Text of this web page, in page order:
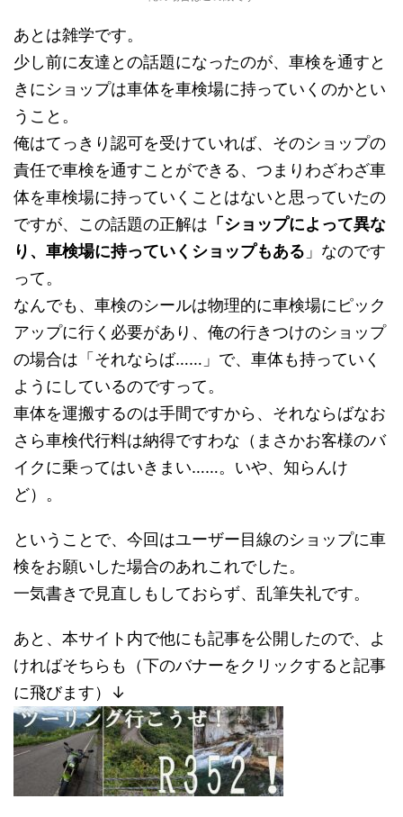
あとは雑学です。
少し前に友達との話題になったのが、車検を通すと
きにショップは車体を車検場に持っていくのかとい
うこと。
俺はてっきり認可を受けていれば、そのショップの
責任で車検を通すことができる、つまりわざわざ車
体を車検場に持っていくことはないと思っていたの
ですが、この話題の正解は 「ショップによって異な
り、車検場に持っていくショップもある 」なのです
って。
なんでも、車検のシールは物理的に車検場にピック
アップに行く必要があり、俺の行きつけのショップ
の場合は「それならば……」で、車体も持っていく
ようにしているのですって。
車体を運搬するのは手間ですから、それならばなお
さら車検代行料は納得ですわな（まさかお客様のバ
イクに乗ってはいきまい……。いや、知らんけ
ど）。
ということで、今回はユーザー目線のショップに車
検をお願いした場合のあれこれでした。
一気書きで見直しもしておらず、乱筆失礼です。
あと、本サイト内で他にも記事を公開したので、よ
ければそちらも（下のバナーをクリックすると記事
に飛びます）↓